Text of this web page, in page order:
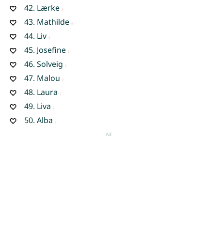
42. Lærke
43. Mathilde
44. Liv
45. Josefine
46. Solveig
47. Malou
48. Laura
49. Liva
50. Alba